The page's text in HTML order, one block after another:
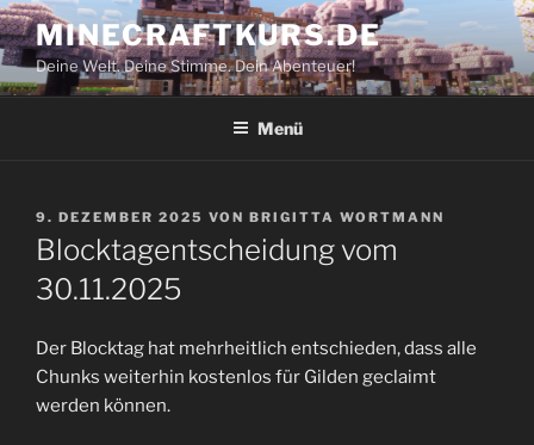
Zum
Inhalt
springen
MINECRAFTKURS.DE
Deine Welt. Deine Stimme. Dein Abenteuer!
Menü
VERÖFFENTLICHT
AM
9. DEZEMBER 2025 VON BRIGITTA WORTMANN
Blocktagentscheidung vom
30.11.2025
Der Blocktag hat mehrheitlich entschieden, dass alle
Chunks weiterhin kostenlos für Gilden geclaimt
werden können.